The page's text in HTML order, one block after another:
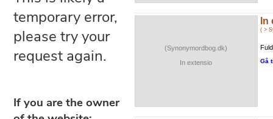
(Synonymordbog.dk)
In extensio
( >
Gå